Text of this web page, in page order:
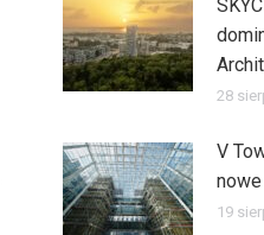
28
V
19